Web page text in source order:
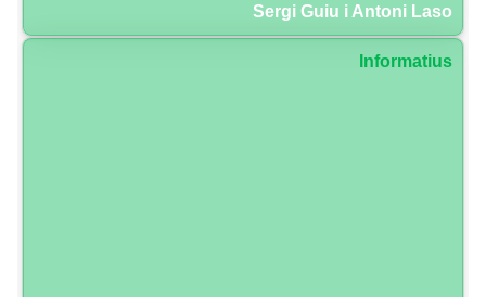
Sergi Guiu i Antoni Laso
Informatius